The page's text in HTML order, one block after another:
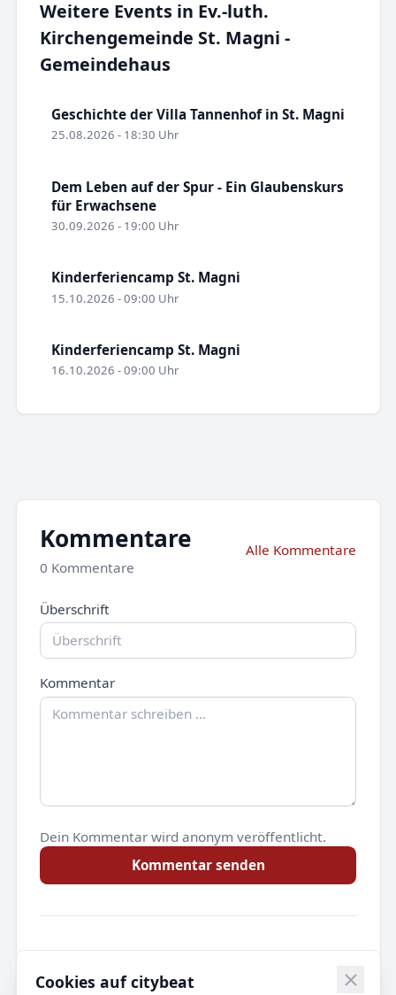
Weitere Events in Ev.-luth.
Kirchengemeinde St. Magni -
Gemeindehaus
Geschichte der Villa Tannenhof in St. Magni
25.08.2026 - 18:30 Uhr
Dem Leben auf der Spur - Ein Glaubenskurs
für Erwachsene
30.09.2026 - 19:00 Uhr
Kinderferiencamp St. Magni
15.10.2026 - 09:00 Uhr
Kinderferiencamp St. Magni
16.10.2026 - 09:00 Uhr
Kommentare
0 Kommentare
Alle Kommentare
Überschrift
Kommentar
Dein Kommentar wird anonym veröffentlicht.
Kommentar senden
Noch keine Kommentare.
Cookies auf citybeat